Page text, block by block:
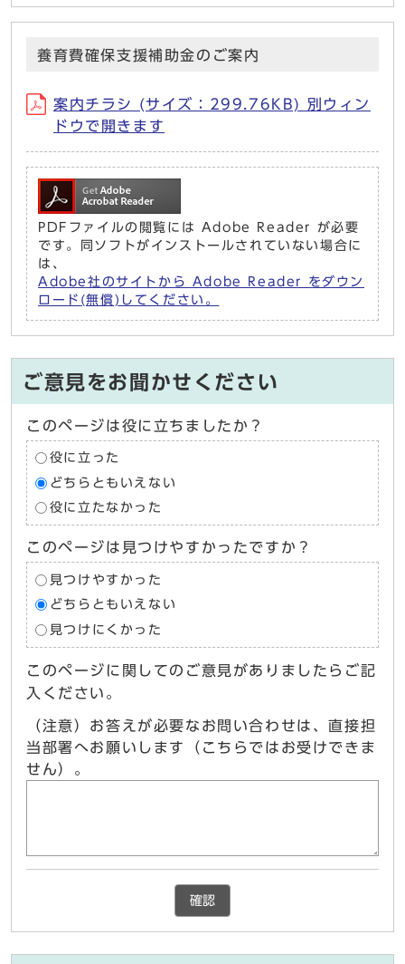
養育費確保支援補助金のご案内
案内チラシ (サイズ：299.76KB) 別ウィン
ドウで開きます
PDFファイルの閲覧には Adobe Reader が必要
です。同ソフトがインストールされていない場合に
は、
Adobe社のサイトから Adobe Reader をダウン
ロード(無償)してください。
ご意見をお聞かせください
このページは役に立ちましたか？
役に立った
どちらともいえない
役に立たなかった
このページは見つけやすかったですか？
見つけやすかった
どちらともいえない
見つけにくかった
このページに関してのご意見がありましたらご記
入ください。
（注意）お答えが必要なお問い合わせは、直接担
当部署へお願いします（こちらではお受けできま
せん）。
確認